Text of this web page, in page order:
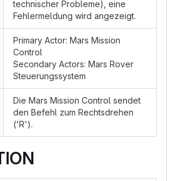
technischer Probleme), eine
Fehlermeldung wird angezeigt.
Primary Actor: Mars Mission
Control
Secondary Actors: Mars Rover
Steuerungssystem
Die Mars Mission Control sendet
den Befehl zum Rechtsdrehen
('R').